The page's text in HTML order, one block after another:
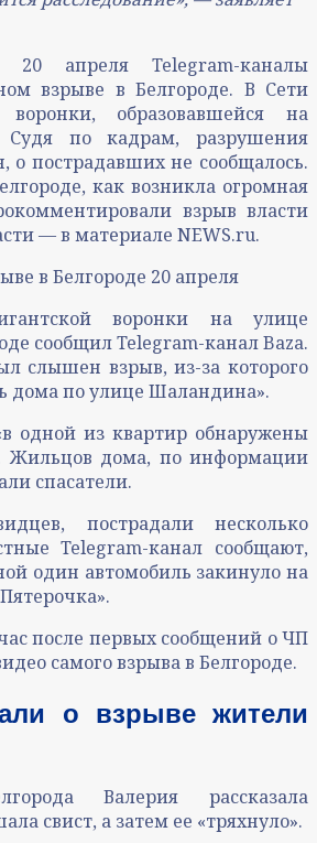
20 апреля Telegram-каналы
взрыве в Белгороде. В Сети
образовавшейся на
Судя по кадрам, разрушения
о пострадавших не сообщалось.
как возникла огромная
взрыв власти
— в материале NEWS.ru.
в Белгороде 20 апреля
воронки на улице
сообщил Telegram-канал Baza.
слышен взрыв, из-за которого
дома по улице Шаландина».
одной из квартир обнаружены
Жильцов дома, по информации
спасатели.
пострадали несколько
Telegram-канал сообщают,
один автомобиль закинуло на
после первых сообщений о ЧП
самого взрыва в Белгороде.
о взрыве жители
Валерия рассказала
свист, а затем ее «тряхнуло».